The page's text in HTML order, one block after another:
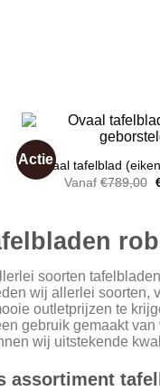
ActieOvaal tafelblad
Vanaf €789,00
soorten
wij allerlei soorten,
outletprijzen te
gebruik gemaakt
wij uitstekende
assortiment